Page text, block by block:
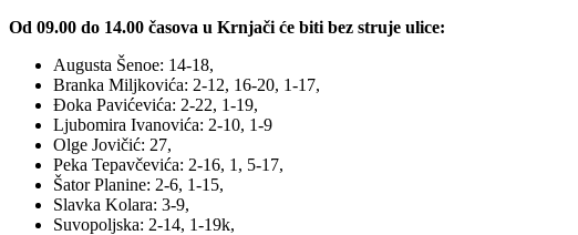
Od 09.00 do 14.00 časova u Krnjači će biti bez struje ulice:
Augusta Šenoe: 14-18,
Branka Miljkovića: 2-12, 16-20, 1-17,
Đoka Pavićevića: 2-22, 1-19,
Ljubomira Ivanovića: 2-10, 1-9
Olge Jovičić: 27,
Peka Tepavčevića: 2-16, 1, 5-17,
Šator Planine: 2-6, 1-15,
Slavka Kolara: 3-9,
Suvopoljska: 2-14, 1-19k,